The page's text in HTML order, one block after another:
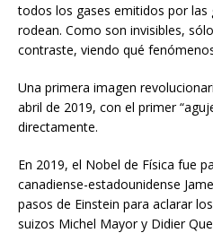
todos los gases emitidos por las
rodean. Como son invisibles,
contraste, viendo qué
Una primera imagen
abril de 2019, con el primer
directamente.
En 2019, el Nobel de Física fue
canadiense-estadounidense
pasos de Einstein para aclarar
suizos Michel Mayor y Didier